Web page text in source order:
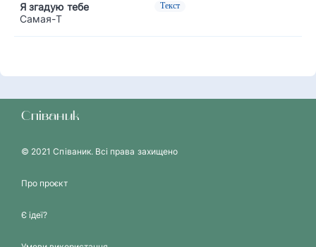
Я згадую тебе
Самая-Т
Текст
Співаник
© 2021 Співаник. Всі права захищено
Про проєкт
Є ідеї?